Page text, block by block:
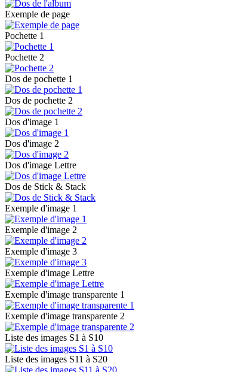
Exemple de page
Pochette 1
Pochette 2
Dos de pochette 1
Dos de pochette 2
Dos d'image 1
Dos d'image 2
Dos d'image Lettre
Dos de Stick & Stack
Exemple d'image 1
Exemple d'image 2
Exemple d'image 3
Exemple d'image Lettre
Exemple d'image transparente 1
Exemple d'image transparente 2
Liste des images S1 à S10
Liste des images S11 à S20